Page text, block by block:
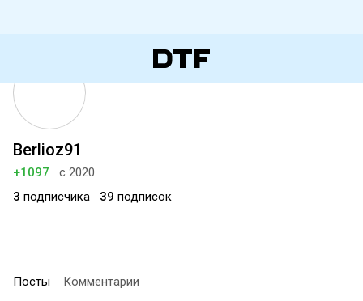
Berlioz91
+1097
с 2020
3 подписчика 39 подписок
Посты Комментарии